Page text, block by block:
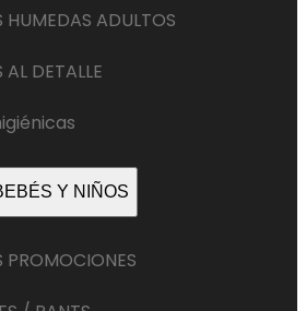
HUMEDAS ADULTOS
AL DETALLE
Y NIÑOS
PROMOCIONES